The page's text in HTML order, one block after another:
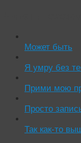
Может быть
Я умру без
Прими мою
Просто
Так как-то